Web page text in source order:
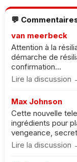
💬
van meerbeck
Attention à la
démarche de
confirmation...
Lire la discussion
Max Johnson
Cette nouvelle
ingrédients pour
vengeance,
Lire la discussion